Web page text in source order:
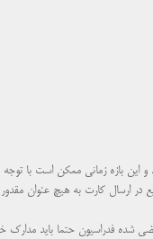
مدارک تا ارسال کارت‌ها در این دوره حدود ۴ تا ۵ ماه خواهد
در ارسال کارت‌ به هیچ عنوان
شده فدراسیون حتما باید مدارک